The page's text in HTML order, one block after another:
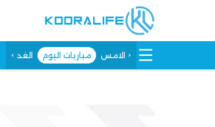
الامس مباريات اليوم الغد